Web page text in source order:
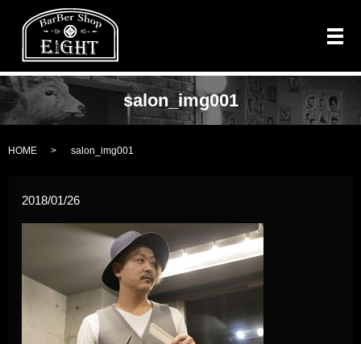
メ
salon_img001
HOME salon_img001
2018/01/26